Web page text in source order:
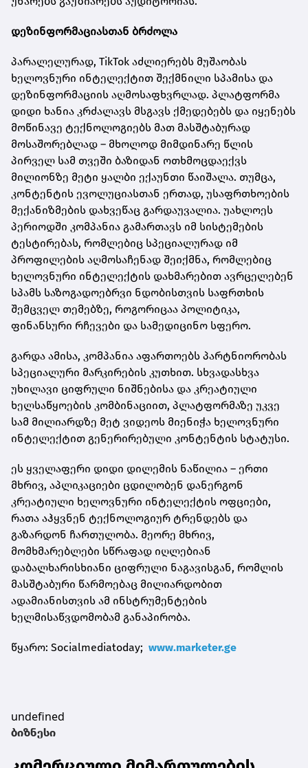
დეზინფორმაციასთან ბრძოლა
პარალელურად, TikTok აძლიერებს მუშაობას
ხელოვნური ინტელექტით შექმნილი სპამისა და
დეზინფორმაციის აღმოსაფხვრლად. პლატფორმა
დიდი ხანია კრძალავს მსგავს ქმედებებს და იყენებს
მოწინავე ტექნოლოგიებს მათ მასშტაბურად
მოსაშორებლად – მხოლოდ მიმდინარე წლის
პირველ სამ თვეში ბაზიდან ოთხმოცდაექვს
მილიონზე მეტი ყალბი ექაუნთი წაიშალა. თუმცა,
კონტენტის ევოლუციასთან ერთად, უსაფრთხოების
მექანიზმების დახვეწაც გარდაუვალია. უახლოეს
პერიოდში კომპანია გამართავს იმ სისტემების
ტესტირებას, რომლებიც სპეციალურად იმ
პროფილების აღმოსაჩენად შეიქმნა, რომლებიც
ხელოვნური ინტელექტის დახმარებით ავრცელებენ
სპამს საზოგადოებრვი ნდობისთვის საფრთხის
შემცველ თემებზე, როგორიცაა პოლიტიკა,
ფინანსური რჩევები და სამედიცინო სფერო.
გარდა ამისა, კომპანია აფართოებს პარტნიორობას
სპეციალური მარკირების კუთხით. სხვადასხვა
უხილავი ციფრული ნიშნებისა და კრეატიული
ხელსაწყოების კომბინაციით, პლატფორმაზე უკვე
სამ მილიარდზე მეტ ვიდეოს მიენიჭა ხელოვნური
ინტელექტით გენერირებული კონტენტის სტატუსი.
ეს ყველაფერი დიდი დილემის ნაწილია – ერთი
მხრივ, აპლიკაციები ცდილობენ დანერგონ
კრეატიული ხელოვნური ინტელექტის ოფციები,
რათა აჰყვნენ ტექნოლოგიურ ტრენდებს და
გაზარდონ ჩართულობა. მეორე მხრივ,
მომხმარებლები სწრაფად იღლებიან
დაბალხარისხიანი ციფრული ნაგავისგან, რომლის
მასშტაბური წარმოებაც მილიარდობით
ადამიანისთვის ამ ინსტრუმენტების
ხელმისაწვდომობამ განაპირობა.
წყარო: Socialmediatoday; www.marketer.ge
undefined
ბიზნესი